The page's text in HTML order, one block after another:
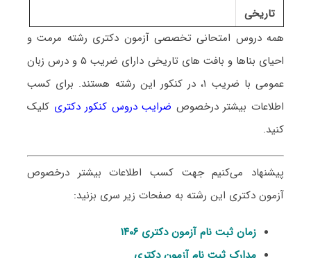
تاریخی
همه دروس امتحانی تخصصی آزمون دکتری رشته مرمت و
احیای بناها و بافت های تاریخی
دارای ضریب ۵ و درس زبان
عمومی با ضریب ۱، در کنکور این رشته هستند. برای کسب
اطلاعات بیشتر درخصوص ضرایب دروس کنکور دکتری کلیک
کنید.
پیشنهاد می‌کنیم جهت کسب اطلاعات بیشتر درخصوص
آزمون دکتری این رشته به صفحات زیر سری بزنید:
زمان ثبت نام آزمون دکتری ۱۴۰۶